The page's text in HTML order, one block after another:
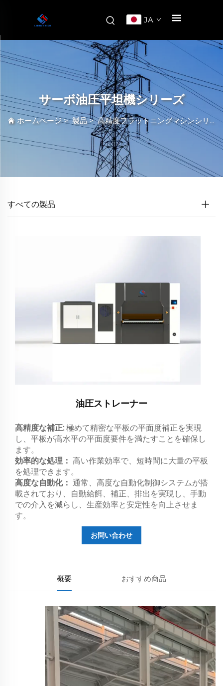
JA
サーボ油圧平坦機シリーズ
ホームページ>製品>高精度フラットニングマシンシリーズ
すべての製品
油圧ストレーナー
高精度な補正: 極めて精密な平板の平面度補正を実現
し、平板が高水平の平面度要件を満たすことを確保し
ます。
効率的な処理： 高い作業効率で、短時間に大量の平板
を処理できます。
高度な自動化： 通常、高度な自動化制御システムが搭
載されており、自動給餌、補正、排出を実現し、手動
での介入を減らし、生産効率と安定性を向上させま
す。
お問い合わせ
概要 おすすめ商品